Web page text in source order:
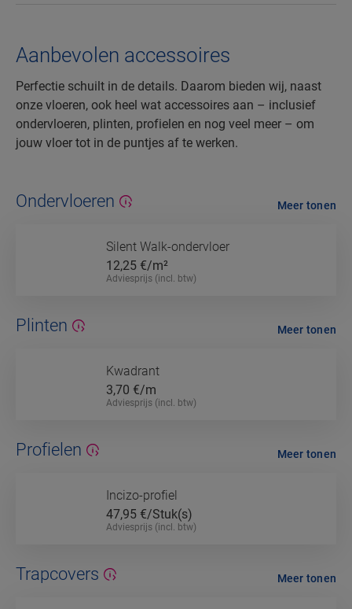
Aanbevolen accessoires
Perfectie schuilt in de details. Daarom bieden wij, naast
onze vloeren, ook heel wat accessoires aan – inclusief
ondervloeren, plinten, profielen en nog veel meer – om
jouw vloer tot in de puntjes af te werken.
Ondervloeren
Silent Walk-ondervloer
12,25 €/m²
Adviesprijs (incl. btw)
Meer tonen
Plinten
Kwadrant
3,70 €/m
Adviesprijs (incl. btw)
Meer tonen
Profielen
Incizo-profiel
47,95 €/Stuk(s)
Adviesprijs (incl. btw)
Meer tonen
Trapcovers Meer tonen